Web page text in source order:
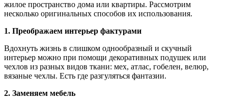
жилое пространство дома или квартиры. Рассмотрим
несколько оригинальных способов их использования.
1. Преображаем интерьер фактурами
Вдохнуть жизнь в слишком однообразный и скучный
интерьер можно при помощи декоративных подушек или
чехлов из разных видов ткани: мех, атлас, гобелен, велюр,
вязаные чехлы. Есть где разгуляться фантазии.
2. Заменяем мебель